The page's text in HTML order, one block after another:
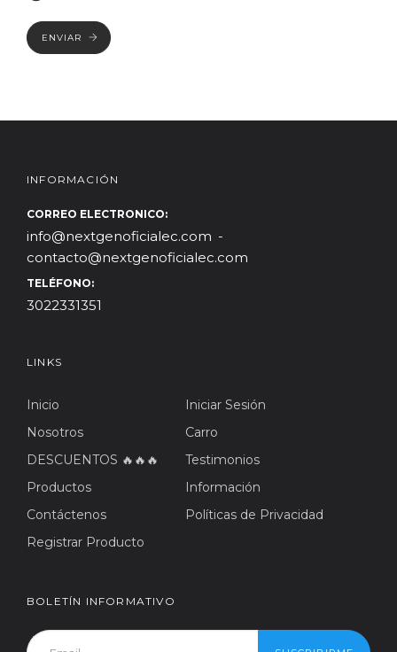
ENVIAR
INFORMACIÓN
CORREO ELECTRONICO:
info@nextgenoficialec.com
contacto@nextgenoficialec.com
TELÉFONO:
3022331351
LINKS
Inicio
Nosotros
DESCUENTOS 🔥🔥🔥
Productos
Contáctenos
Registrar Producto
Iniciar Sesión
Carro
Testimonios
Información
Políticas de Privacidad
BOLETÍN INFORMATIVO